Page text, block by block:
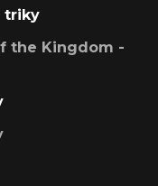
triky
the Kingdom -